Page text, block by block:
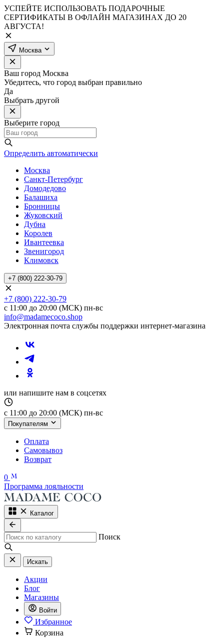
УСПЕЙТЕ ИСПОЛЬЗОВАТЬ ПОДАРОЧНЫЕ
СЕРТИФИКАТЫ В ОФЛАЙН МАГАЗИНАХ ДО 20
АВГУСТА!
Москва
Ваш город Москва
Убедитесь, что город выбран правильно
Да
Выбрать другой
Выберите город
Определить автоматически
Москва
Санкт-Петербург
Домодедово
Балашиха
Бронницы
Жуковский
Дубна
Королев
Ивантеевка
Звенигород
Климовск
+7 (800) 222-30-79
+7 (800) 222-30-79
с 11:00 до 20:00 (МСК) пн-вс
info@madamecoco.shop
Электронная почта службы поддержки интернет-магазина
или напишите нам в соцсетях
с 11:00 до 20:00 (МСК) пн-вс
Покупателям
Оплата
Самовывоз
Возврат
0
Программа лояльности
Каталог
Поиск
Искать
Акции
Блог
Магазины
Войти
Избранное
Корзина